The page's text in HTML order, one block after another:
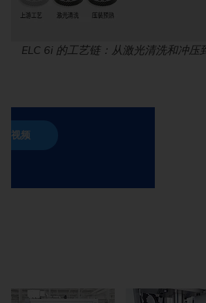
ELC 6i 的工艺链：从激光清洗和冲压
频时，您的个人数据（例如您的IP地
视频